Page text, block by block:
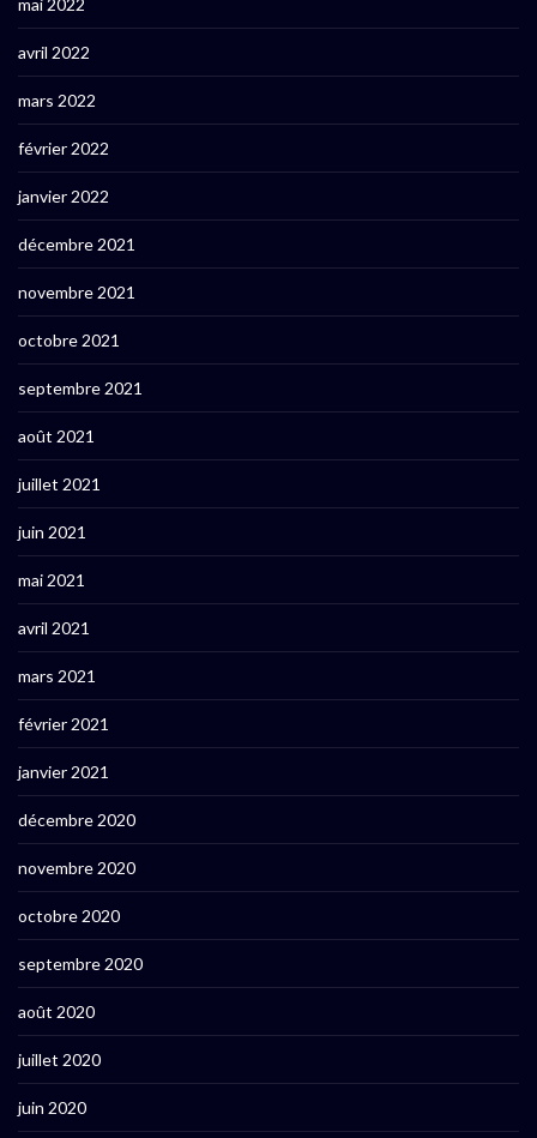
mai 2022
avril 2022
mars 2022
février 2022
janvier 2022
décembre 2021
novembre 2021
octobre 2021
septembre 2021
août 2021
juillet 2021
juin 2021
mai 2021
avril 2021
mars 2021
février 2021
janvier 2021
décembre 2020
novembre 2020
octobre 2020
septembre 2020
août 2020
juillet 2020
juin 2020